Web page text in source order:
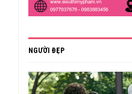
NGƯỜI ĐẸP